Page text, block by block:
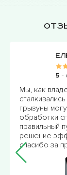
5 -
Мы, как
грызуны
обработки
правильный
решение
спасибо за